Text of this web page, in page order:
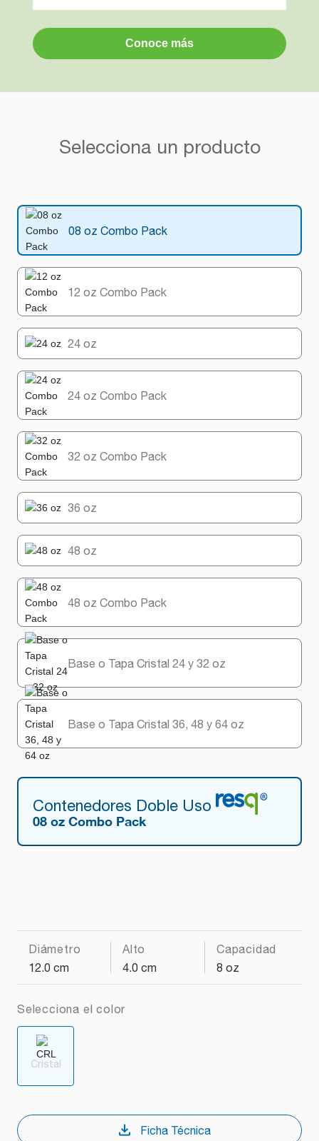
Conoce más
Selecciona un producto
08 oz Combo Pack
12 oz Combo Pack
24 oz
24 oz Combo Pack
32 oz Combo Pack
36 oz
48 oz
48 oz Combo Pack
Base o Tapa Cristal 24 y 32 oz
Base o Tapa Cristal 36, 48 y 64 oz
Contenedores Doble Uso
08 oz Combo Pack
Diámetro
12.0 cm
Alto
4.0 cm
Capacidad
8 oz
Selecciona el color
Cristal
Ficha Técnica